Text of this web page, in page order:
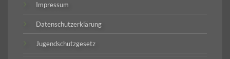
Impressum
Datenschutzerklärung
Jugendschutzgesetz